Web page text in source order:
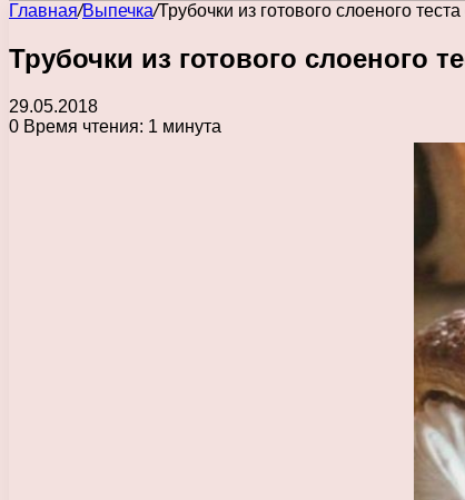
Главная/Выпечка/Трубочки из готового слоеного
Трубочки из готового слоеного
29.05.2018
0 Время чтения: 1 минута